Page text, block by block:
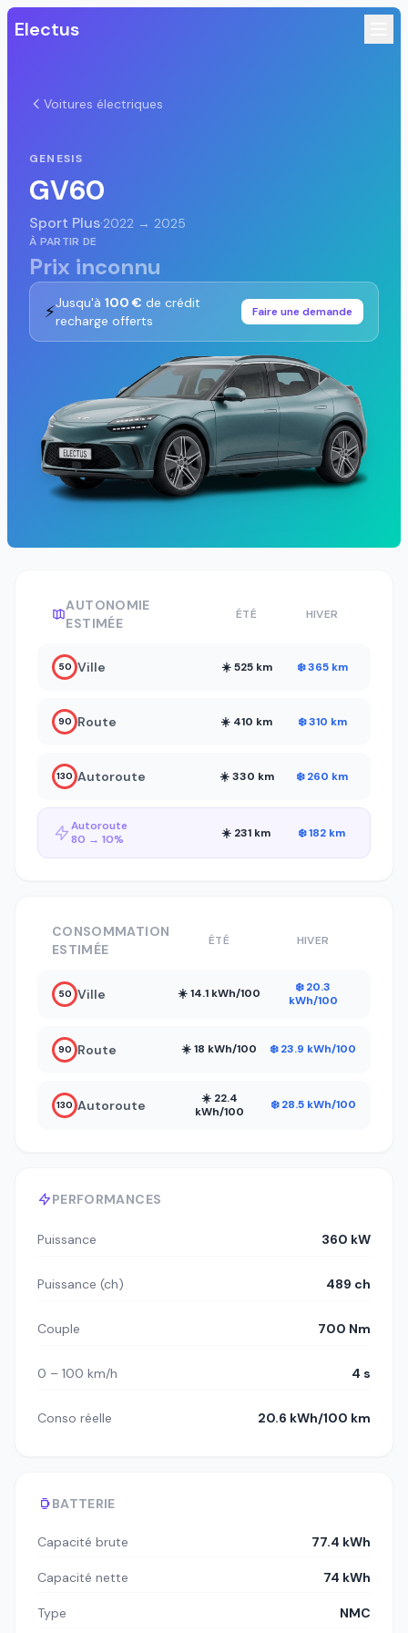
Electus
Voitures électriques
GENESIS
GV60
Sport Plus·2022 → 2025
À PARTIR DE
Prix inconnu
⚡Jusqu'à 100 € de crédit
recharge offerts
Faire une demande
AUTONOMIE
ESTIMÉE
ÉTÉ HIVER
50 Ville ☀️ 525 km ❄️ 365 km
90 Route ☀️ 410 km ❄️ 310 km
130 Autoroute ☀️ 330 km ❄️ 260 km
Autoroute
80 → 10%
☀️ 231 km ❄️ 182 km
PERFORMANCES
Puissance 360 kW
Puissance (ch) 489 ch
Couple 700 Nm
0 – 100 km/h 4 s
Conso réelle 20.6 kWh/100 km
BATTERIE
Capacité brute 77.4 kWh
Capacité nette 74 kWh
Type NMC
CONSOMMATION
ESTIMÉE
ÉTÉ HIVER
50 Ville ☀️ 14.1 kWh/100
❄️ 20.3
kWh/100
90 Route ☀️ 18 kWh/100 ❄️ 23.9 kWh/100
130 Autoroute
☀️ 22.4
kWh/100
❄️ 28.5 kWh/100